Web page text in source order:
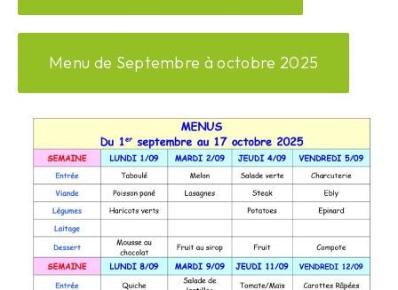
Menu de Septembre à octobre 2025